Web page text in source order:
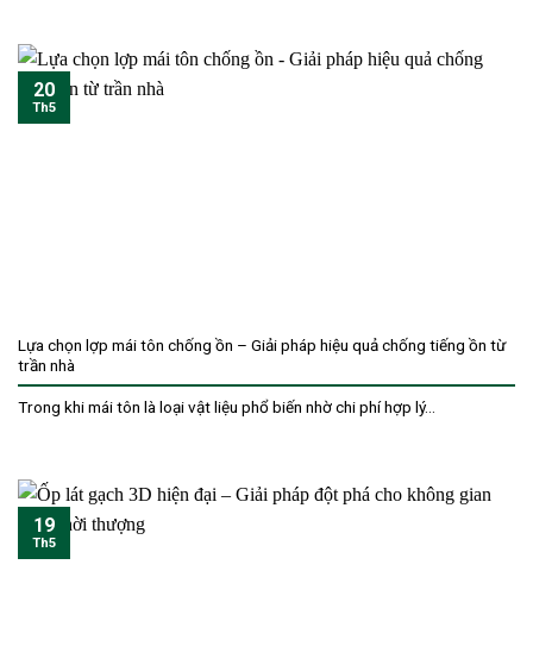
Lựa chọn lợp mái tôn chống ồn – Giải pháp hiệu quả chống tiếng ồn từ
trần nhà
Trong khi mái tôn là loại vật liệu phổ biến nhờ chi phí hợp lý...
20
Th5
19
Th5